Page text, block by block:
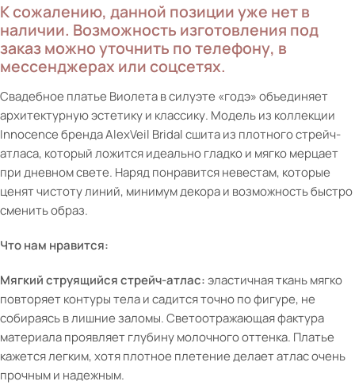
К сожалению, данной позиции уже нет в
наличии. Возможность изготовления под
заказ можно уточнить по телефону, в
мессенджерах или соцсетях.
Свадебное платье Виолета в силуэте «годэ» объединяет
архитектурную эстетику и классику. Модель из коллекции
Innocence бренда AlexVeil Bridal сшита из плотного стрейч-
атласа, который ложится идеально гладко и мягко мерцает
при дневном свете. Наряд понравится невестам, которые
ценят чистоту линий, минимум декора и возможность быстро
сменить образ.
Что нам нравится:
Мягкий струящийся стрейч-атлас:эластичная ткань мягко
повторяет контуры тела и садится точно по фигуре, не
собираясь в лишние заломы. Светоотражающая фактура
материала проявляет глубину молочного оттенка. Платье
кажется легким, хотя плотное плетение делает атлас очень
прочным и надежным.